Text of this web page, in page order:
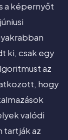
a képernyőt
ki, csak egy
az
hogy
valódi
tartják az